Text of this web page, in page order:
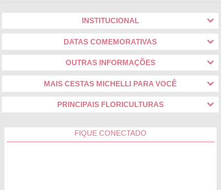
INSTITUCIONAL
DATAS COMEMORATIVAS
OUTRAS INFORMAÇÕES
MAIS CESTAS MICHELLI PARA VOCÊ
PRINCIPAIS FLORICULTURAS
FIQUE CONECTADO